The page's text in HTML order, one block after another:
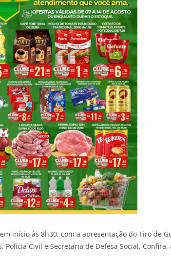
início às 8h30, com a apresentação do Tiro de
Polícia Civil e Secretaria de Defesa Social.